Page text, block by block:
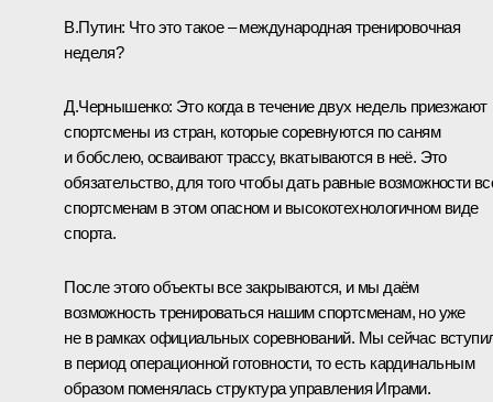
В.Путин: Что это такое – международная тренировочная
неделя?
Д.Чернышенко: Это когда в течение двух недель приезжают
спортсмены из стран, которые соревнуются по саням
и бобслею, осваивают трассу, вкатываются в неё. Это
обязательство, для того чтобы дать равные возможности
спортсменам в этом опасном и высокотехнологичном виде
спорта.
После этого объекты все закрываются, и мы даём
возможность тренироваться нашим спортсменам, но уже
не в рамках официальных соревнований. Мы сейчас
в период операционной готовности, то есть кардинальным
образом поменялась структура управления Играми.